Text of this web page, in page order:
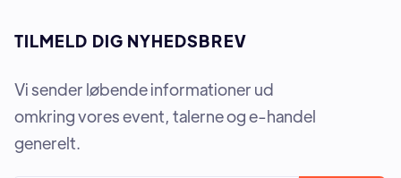
TILMELD DIG NYHEDSBREV
Vi sender løbende informationer ud
omkring vores event, talerne og e-handel
generelt.